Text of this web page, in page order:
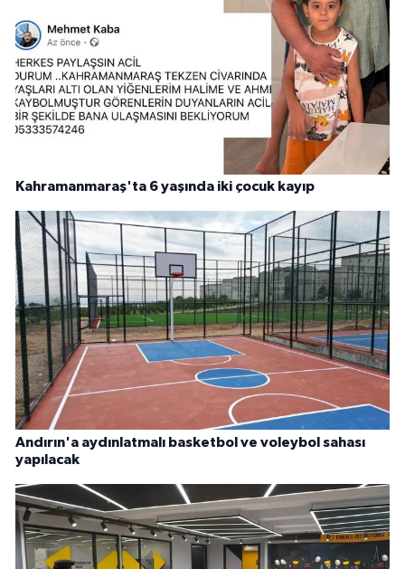
Kahramanmaraş'ta 6 yaşında iki çocuk kayıp
Andırın'a aydınlatmalı basketbol ve voleybol sahası
yapılacak